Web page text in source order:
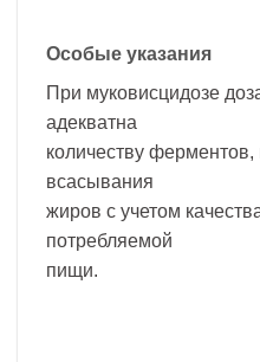
Особые указания
При муковисцидозе
адекватна
количеству
всасывания
жиров с учетом
потребляемой
пищи.